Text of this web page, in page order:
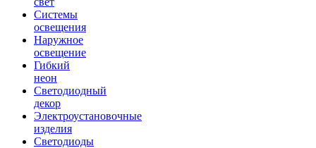
Системы
освещения
Наружное
освещение
Гибкий
неон
Светодиодный
декор
Электроустановочные
изделия
Светодиоды